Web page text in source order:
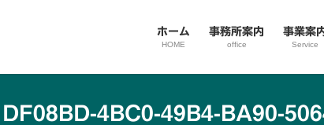
ホーム
HOME
事務所案内
office
事業案内
Service
4BC0-49B4-BA90-